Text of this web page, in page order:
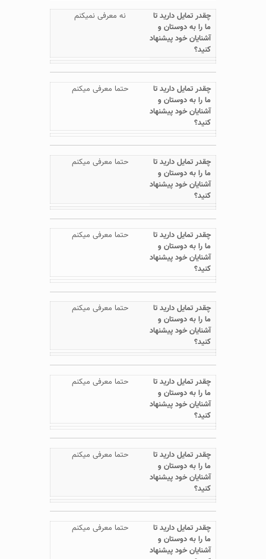
نه معرفی نمیکنم
حتما معرفی میکنم
حتما معرفی میکنم
حتما معرفی میکنم
حتما معرفی میکنم
حتما معرفی میکنم
حتما معرفی میکنم
حتما معرفی میکنم